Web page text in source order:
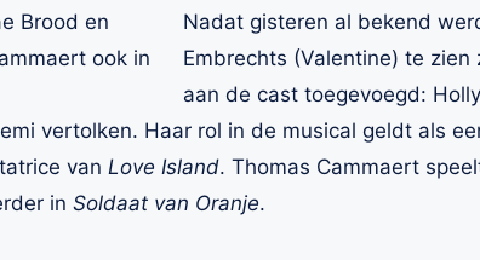
Nadat gisteren al bekend
Embrechts (Valentine) te zien
aan de cast toegevoegd:
vertolken. Haar rol in de musical geldt als
van Love Island. Thomas Cammaert
in Soldaat van Oranje.